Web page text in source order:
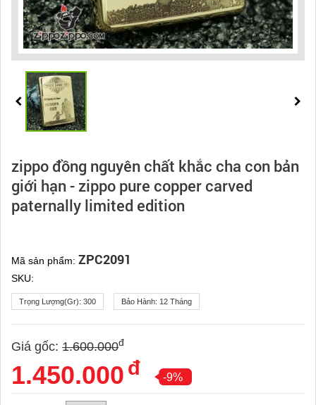
zippo đồng nguyên chất khắc cha con bản
giới hạn - zippo pure copper carved
paternally limited edition
Mã sản phẩm: ZPC2091
SKU:
Trọng Lượng(gr): 300 Bảo Hành: 12 Tháng
Giá gốc: 1.600.000đ
1.450.000 đ -9%